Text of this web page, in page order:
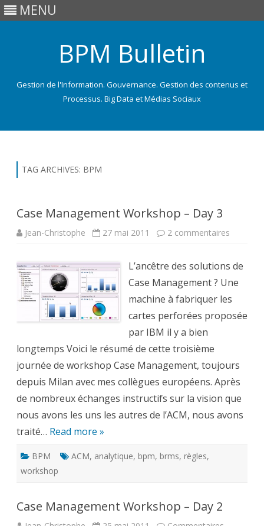
MENU
BPM Bulletin
Gestion de l'Information. Gouvernance. Gestion des contenus et
Processus. Big Data et Médias Sociaux
TAG ARCHIVES: BPM
Case Management Workshop – Day 3
Jean-Christophe 27 mai 2011 2 commentaires
–
Day
3
L’ancêtre des solutions de
Case Management ? Une
machine à fabriquer les
cartes perforées proposée
par IBM il y a bien
longtemps Voici le résumé de cette troisième
journée de workshop Case Management, toujours
depuis Milan avec mes collègues européens. Après
de nombreux échanges instructifs sur la vision que
nous avons les uns les autres de l’ACM, nous avons
traité… Read more »
BPM ACM, analytique, bpm, brms, règles,
workshop
Case Management Workshop – Day 2